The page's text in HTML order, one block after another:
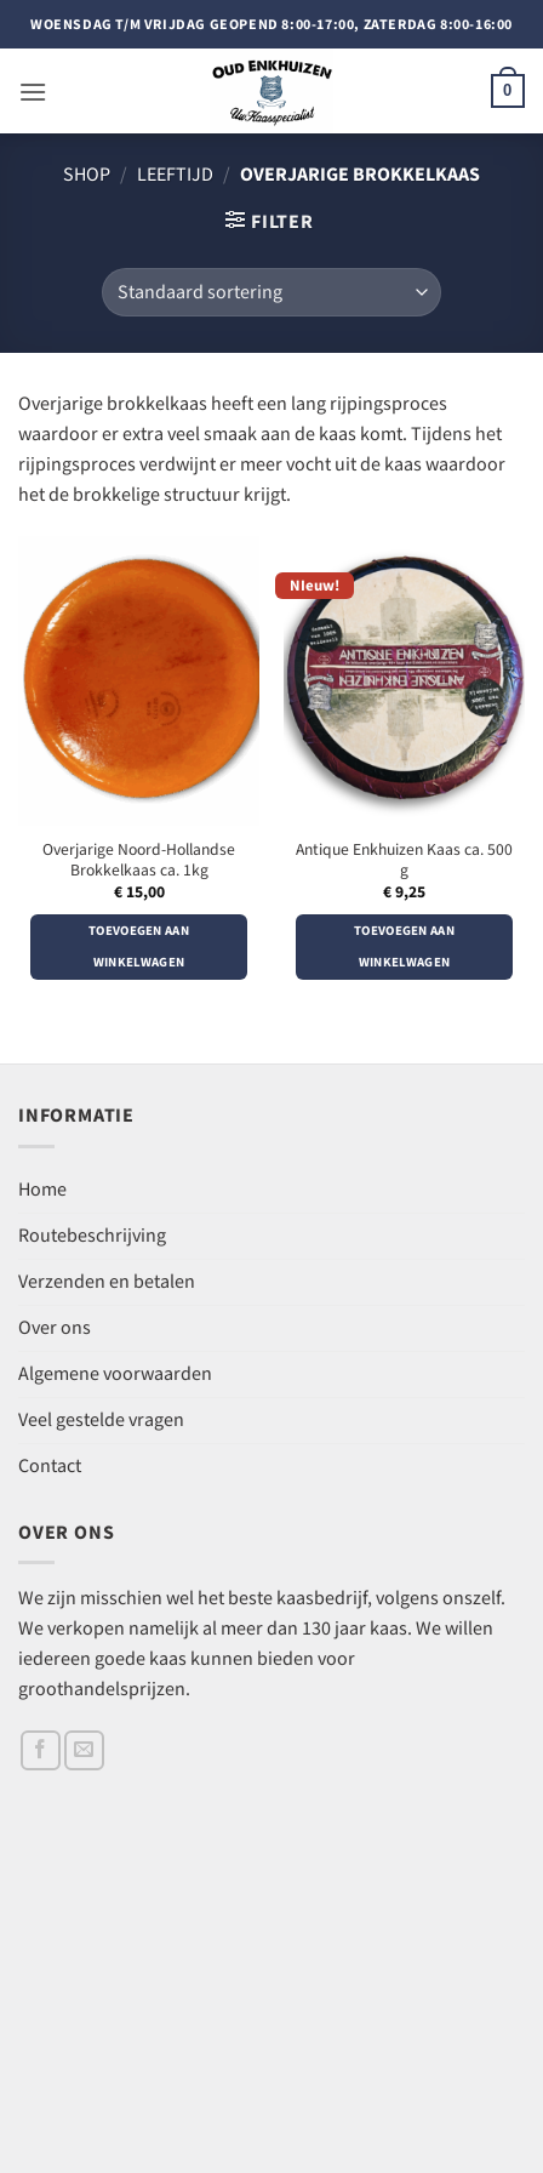
Doorgaan
naar
WOENSDAG T/M VRIJDAG GEOPEND 8:00-17:00, ZATERDAG 8:00-16:00
0
SHOP / LEEFTIJD / OVERJARIGE BROKKELKAAS
FILTER
Overjarige brokkelkaas heeft een lang rijpingsproces
waardoor er extra veel smaak aan de kaas komt. Tijdens het
rijpingsproces verdwijnt er meer vocht uit de kaas waardoor
het de brokkelige structuur krijgt.
Overjarige Noord-Hollandse
Brokkelkaas ca. 1kg
€15,00
TOEVOEGEN AAN
WINKELWAGEN
NIeuw!
Antique Enkhuizen Kaas ca. 500
g
€9,25
TOEVOEGEN AAN
WINKELWAGEN
INFORMATIE
Home
Routebeschrijving
Verzenden en betalen
Over ons
Algemene voorwaarden
Veel gestelde vragen
Contact
OVER ONS
We zijn misschien wel het beste kaasbedrijf, volgens onszelf.
We verkopen namelijk al meer dan 130 jaar kaas. We willen
iedereen goede kaas kunnen bieden voor
groothandelsprijzen.